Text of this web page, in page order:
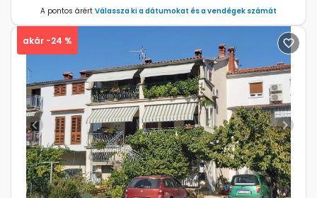
A pontos árért Válassza ki a dátumokat és a vendégek számát
Previous Next
akár -24 %